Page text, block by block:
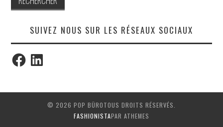
SUIVEZ NOUS SUR LES RÉSEAUX SOCIAUX
FacebookLinkedIn
© 2026 POP BÜROTOUS DROITS RÉSERVÉS.
FASHIONISTAPAR ATHEMES